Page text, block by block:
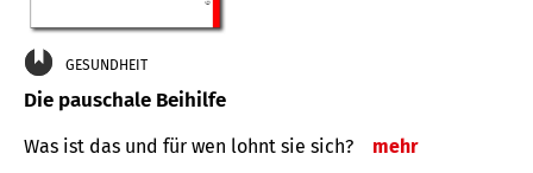
GESUNDHEIT
Die pauschale Beihilfe
Was ist das und für wen lohnt sie sich? mehr